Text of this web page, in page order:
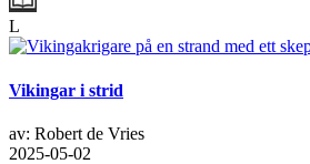
L
Vikingar i strid
av: Robert de Vries
2025-05-02